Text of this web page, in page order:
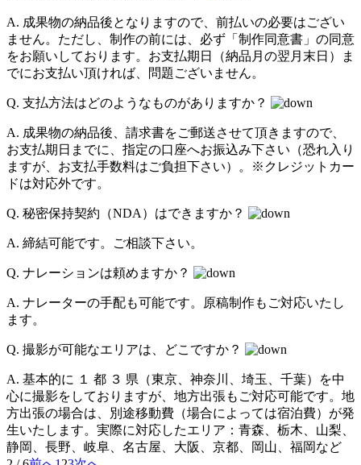
A. 成果物の納品後となりますので、前払いの必要はござい
ません。ただし、制作の前には、必ず「制作同意書」の同意
をお願いしております。お支払期日（納品月の翌月末日）ま
でにお支払い頂ければ、問題ございません。
Q. 支払方法はどのようなものがありますか？
A. 成果物の納品後、請求書をご郵送させて頂きますので、
お支払期日までに、指定の口座へお振込み下さい（恐れ入り
ますが、お支払手数料はご負担下さい）。※クレジットカー
ドは対応外です。
Q. 秘密保持契約（NDA）はできますか？
A. 締結可能です。ご相談下さい。
Q. ナレーションは頼めますか？
A. ナレーターの手配も可能です。原稿制作もご対応いたし
ます。
Q. 撮影が可能なエリアは、どこですか？
A. 基本的に １ 都 ３ 県（東京、神奈川、埼玉、千葉）を中
心に撮影をしておりますが、地方出張もご対応可能です。地
方出張の場合は、別途移動費（場合によっては宿泊費）が発
生いたします。実際に対応したエリア：青森、栃木、山梨、
静岡、長野、岐阜、名古屋、大阪、京都、岡山、福岡など